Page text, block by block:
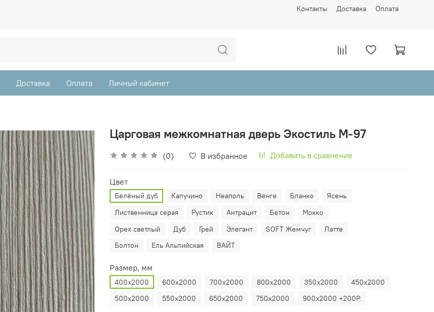
Контакты Доставка Оплата
Доставка Оплата Личный кабинет
Царговая межкомнатная дверь Экостиль М-97
(0) В избранное Добавить в сравнение
Цвет
Белёный дуб Капучино Неаполь Венге Бланко
Ясень
Лиственница серая
Рустик Антрацит Бетон
Мокко
Орех светлый
Дуб Грей Элегант SOFT Жемчуг
Латте
Болтон
Ель Альпийская ВАЙТ
Размер, мм
400х2000 600х2000 700х2000 800х2000 350х2000
450х2000
500х2000
550х2000 650х2000 750х2000 900х2000 +200Р.